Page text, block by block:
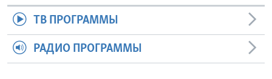
ТВ ПРОГРАММЫ
РАДИО ПРОГРАММЫ